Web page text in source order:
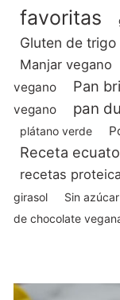
favoritas
Gluten de trigo
Manjar vegano
vegano
Pan
vegano
pan
plátano verde
Receta
recetas
girasol
Sin azúcar
de chocolate